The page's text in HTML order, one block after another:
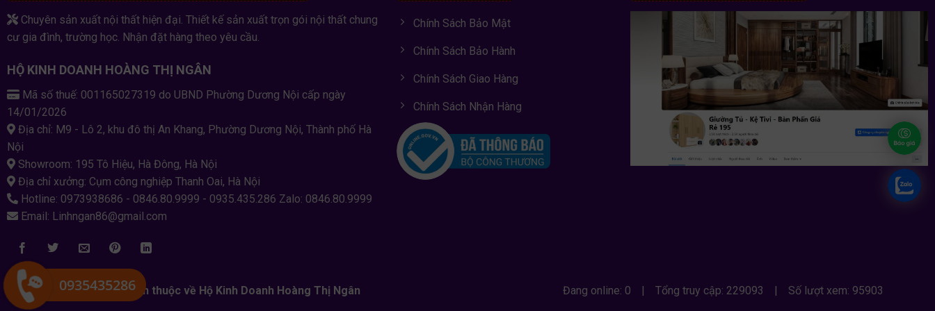
Chuyên sản xuất nội thất hiện đại. Thiết kế sản xuất trọn gói nội thất chung
cư gia đình, trường học. Nhận đặt hàng theo yêu cầu.
HỘ KINH DOANH HOÀNG THỊ NGÂN
Mã số thuế: 001165027319 do UBND Phường Dương Nội cấp ngày
14/01/2026
Địa chỉ: M9 - Lô 2, khu đô thị An Khang, Phường Dương Nội, Thành phố Hà
Nội
Showroom: 195 Tô Hiệu, Hà Đông, Hà Nội
Địa chỉ xưởng: Cụm công nghiệp Thanh Oai, Hà Nội
Hotline: 0973938686 - 0846.80.9999 - 0935.435.286 Zalo: 0846.80.9999
Email: Linhngan86@gmail.com
Chính Sách Bảo Mật
Chính Sách Bảo Hành
Chính Sách Giao Hàng
Chính Sách Nhận Hàng
Copyright 2026 ©Bản quyền thuộc về Hộ Kinh Doanh Hoàng Thị Ngân Đang online: 0 | Tổng truy cập: 229093 | Số lượt xem: 95903
0935435286